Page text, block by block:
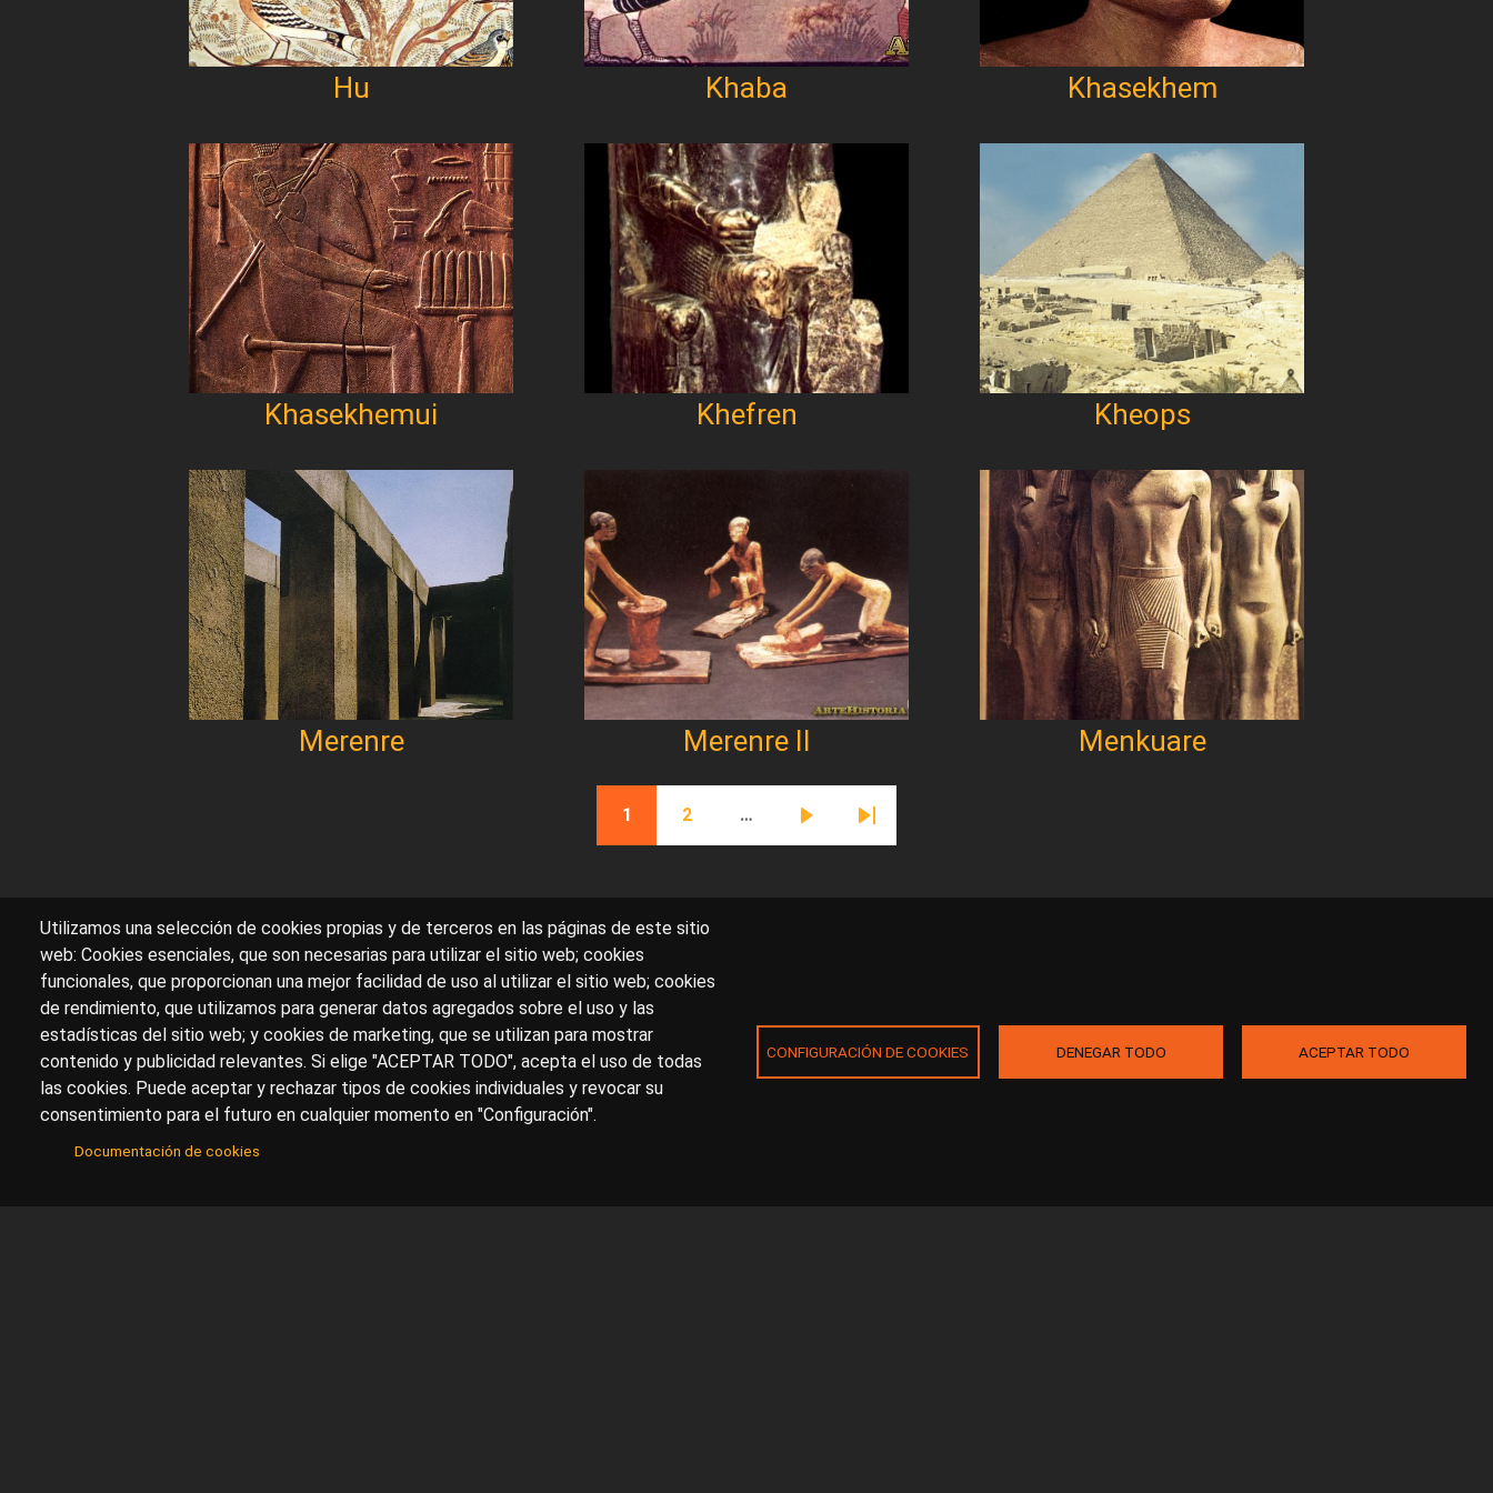
Hu Khaba Khasekhem
Khasekhemui Khefren Kheops
Merenre Merenre II Menkuare
Página actual
1
Página
2 …
Siguiente página
Última página
Utilizamos una selección de cookies propias y de terceros en las páginas de este sitio
web: Cookies esenciales, que son necesarias para utilizar el sitio web; cookies
funcionales, que proporcionan una mejor facilidad de uso al utilizar el sitio web; cookies
de rendimiento, que utilizamos para generar datos agregados sobre el uso y las
estadísticas del sitio web; y cookies de marketing, que se utilizan para mostrar
contenido y publicidad relevantes. Si elige "ACEPTAR TODO", acepta el uso de todas
las cookies. Puede aceptar y rechazar tipos de cookies individuales y revocar su
consentimiento para el futuro en cualquier momento en "Configuración".
Documentación de cookies
CONFIGURACIÓN DE COOKIES DENEGAR TODO ACEPTAR TODO